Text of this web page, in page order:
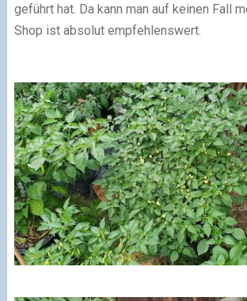
geführt hat. Da kann man auf keinen Fall
Shop ist absolut empfehlenswert.